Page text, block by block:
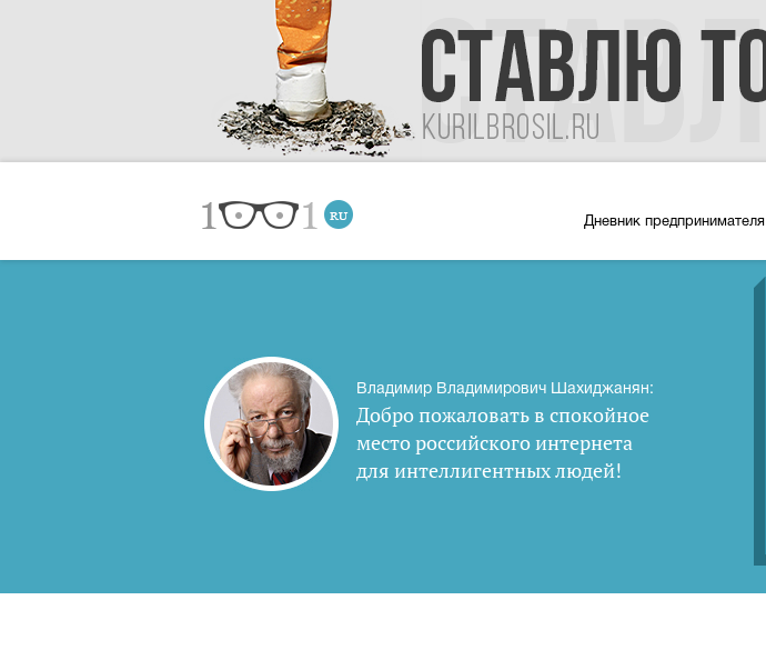
Дневник предпринимателя
Владимир Владимирович Шахиджанян:
Добро пожаловать в спокойное
место российского интернета
для интеллигентных людей!